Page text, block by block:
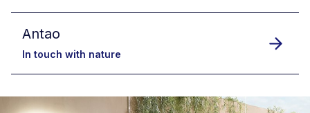
Antao
In touch with nature